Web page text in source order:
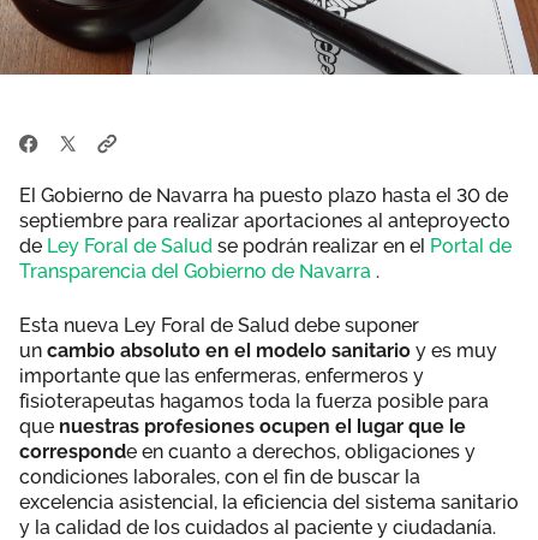
El Gobierno de Navarra ha puesto plazo hasta el 30 de
septiembre para realizar aportaciones al anteproyecto
de Ley Foral de Salud se podrán realizar en el Portal de
Transparencia del Gobierno de Navarra .
Esta nueva Ley Foral de Salud debe suponer
un cambio absoluto en el modelo sanitario y es muy
importante que las enfermeras, enfermeros y
fisioterapeutas hagamos toda la fuerza posible para
que nuestras profesiones ocupen el lugar que le
corresponde en cuanto a derechos, obligaciones y
condiciones laborales, con el fin de buscar la
excelencia asistencial, la eficiencia del sistema sanitario
y la calidad de los cuidados al paciente y ciudadanía.